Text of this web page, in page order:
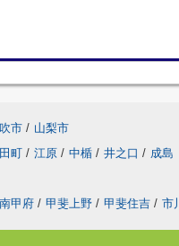
市 / 山梨市
町 / 江原 / 中楯 / 井之口 / 成島
南甲府 / 甲斐上野 / 甲斐住吉 / 市